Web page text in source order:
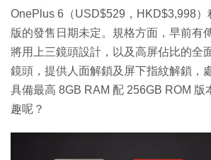
OnePlus 6（USD$529，HKD$3,998）
版的發售日期未定。規格方面，早前有
將用上三鏡頭設計，以及高屏佔比的全
鏡頭，提供人面解鎖及屏下指紋解鎖，
具備最高 8GB RAM 配 256GB ROM 版
趣呢？